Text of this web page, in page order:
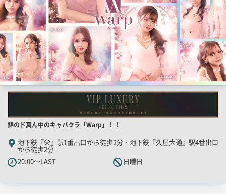
店
舗
PR
キ
ッ
錦のド真ん中のキャバクラ「Warp」！！
地下鉄『栄』駅1番出口から徒歩2分・地下鉄『久屋大通』駅4番出口
から徒歩2分
20:00～LAST
日曜日